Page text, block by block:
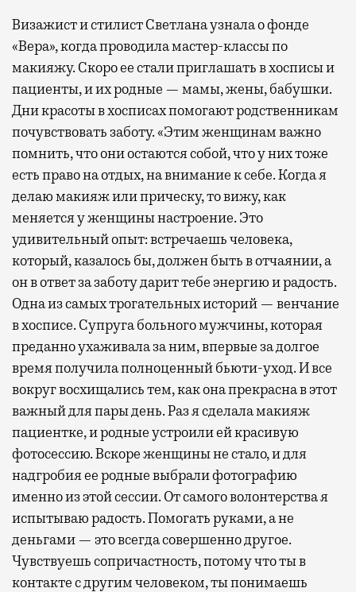
Визажист и стилист Светлана узнала о фонде
«Вера», когда проводила мастер-классы по
макияжу. Скоро ее стали приглашать в хосписы и
пациенты, и их родные — мамы, жены, бабушки.
Дни красоты в хосписах помогают родственникам
почувствовать заботу. «Этим женщинам важно
помнить, что они остаются собой, что у них тоже
есть право на отдых, на внимание к себе. Когда я
делаю макияж или прическу, то вижу, как
меняется у женщины настроение. Это
удивительный опыт: встречаешь человека,
который, казалось бы, должен быть в отчаянии, а
он в ответ за заботу дарит тебе энергию и радость.
Одна из самых трогательных историй — венчание
в хосписе. Супруга больного мужчины, которая
преданно ухаживала за ним, впервые за долгое
время получила полноценный бьюти-уход. И все
вокруг восхищались тем, как она прекрасна в этот
важный для пары день. Раз я сделала макияж
пациентке, и родные устроили ей красивую
фотосессию. Вскоре женщины не стало, и для
надгробия ее родные выбрали фотографию
именно из этой сессии. От самого волонтерства я
испытываю радость. Помогать руками, а не
деньгами — это всегда совершенно другое.
Чувствуешь сопричастность, потому что ты в
контакте с другим человеком, ты понимаешь